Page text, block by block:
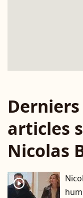
Derniers
articles
Nicolas
player2